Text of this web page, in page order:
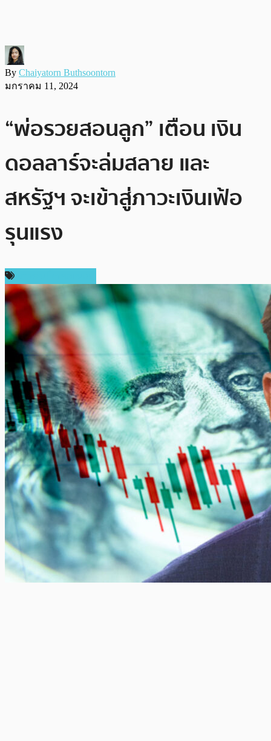
By Chaiyatorn Buthsoontorn
มกราคม 11, 2024
“พ่อรวยสอนลูก” เตือน เงิน
ดอลลาร์จะล่มสลาย และ
สหรัฐฯ จะเข้าสู่ภาวะเงินเฟ้อ
รุนแรง